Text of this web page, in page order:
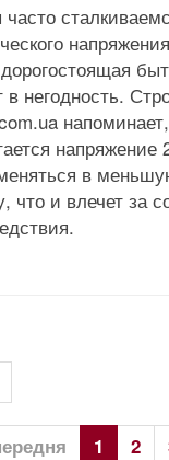
в негодность.
напряжение
в
что и влечет за
1 2